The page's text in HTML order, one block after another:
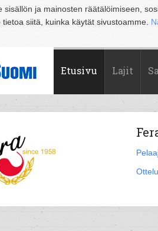
sisällön ja mainosten räätälöimiseen,
siitä, kuinka käytät sivustoamme.
Joensuu Jyväskylä Kouvola
Etusivu Lajit